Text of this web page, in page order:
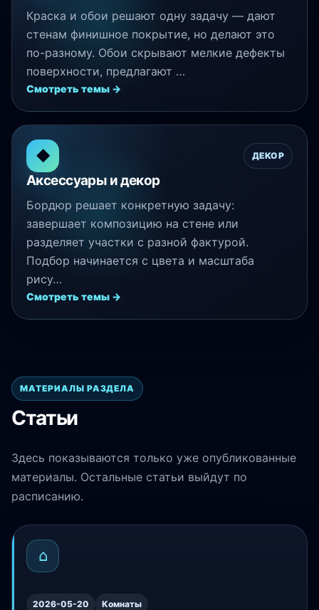
Краска и обои решают одну задачу — дают
стенам финишное покрытие, но делают это
по-разному. Обои скрывают мелкие дефекты
поверхности, предлагают …
Смотреть темы →
◆ ДЕКОР
Аксессуары и декор
Бордюр решает конкретную задачу:
завершает композицию на стене или
разделяет участки с разной фактурой.
Подбор начинается с цвета и масштаба
рису…
Смотреть темы →
МАТЕРИАЛЫ РАЗДЕЛА
Статьи
Здесь показываются только уже опубликованные
материалы. Остальные статьи выйдут по
расписанию.
⌂
2026-05-20 Комнаты